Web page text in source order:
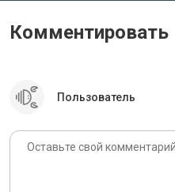
Комментировать
Пользователь